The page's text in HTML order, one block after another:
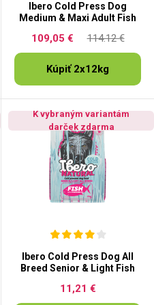
Ibero Cold Press Dog
Medium & Maxi Adult Fish
114.12 €
109,05 €
Kúpiť 2x12kg
K vybraným variantám
darček zdarma
Ibero Cold Press Dog All
Breed Senior & Light Fish
11,21 €